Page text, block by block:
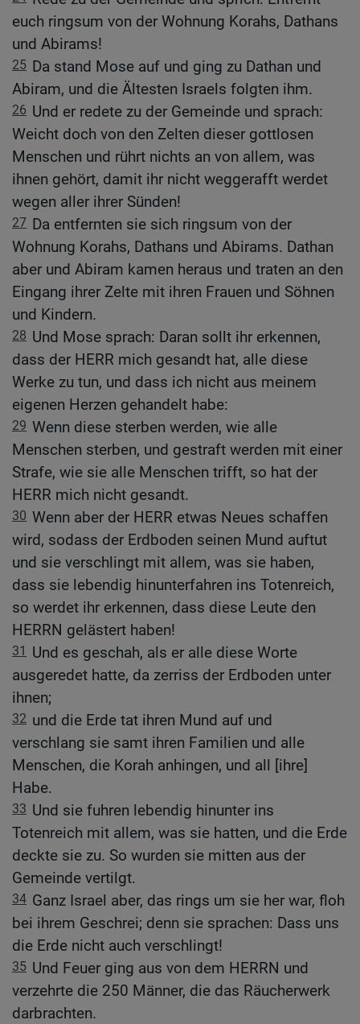
euch ringsum von der Wohnung Korahs, Dathans
und Abirams!
25 Da stand Mose auf und ging zu Dathan und
Abiram, und die Ältesten Israels folgten ihm.
26 Und er redete zu der Gemeinde und sprach:
Weicht doch von den Zelten dieser gottlosen
Menschen und rührt nichts an von allem, was
ihnen gehört, damit ihr nicht weggerafft werdet
wegen aller ihrer Sünden!
27 Da entfernten sie sich ringsum von der
Wohnung Korahs, Dathans und Abirams. Dathan
aber und Abiram kamen heraus und traten an den
Eingang ihrer Zelte mit ihren Frauen und Söhnen
und Kindern.
28 Und Mose sprach: Daran sollt ihr erkennen,
dass der HERR mich gesandt hat, alle diese
Werke zu tun, und dass ich nicht aus meinem
eigenen Herzen gehandelt habe:
29 Wenn diese sterben werden, wie alle
Menschen sterben, und gestraft werden mit einer
Strafe, wie sie alle Menschen trifft, so hat der
HERR mich nicht gesandt.
30 Wenn aber der HERR etwas Neues schaffen
wird, sodass der Erdboden seinen Mund auftut
und sie verschlingt mit allem, was sie haben,
dass sie lebendig hinunterfahren ins Totenreich,
so werdet ihr erkennen, dass diese Leute den
HERRN gelästert haben!
31
Und es geschah, als er alle diese Worte
ausgeredet hatte, da zerriss der Erdboden unter
ihnen;
32 und die Erde tat ihren Mund auf und
verschlang sie samt ihren Familien und alle
Menschen, die Korah anhingen, und all [ihre]
Habe.
33 Und sie fuhren lebendig hinunter ins
Totenreich mit allem, was sie hatten, und die Erde
deckte sie zu. So wurden sie mitten aus der
Gemeinde vertilgt.
34 Ganz Israel aber, das rings um sie her war, floh
bei ihrem Geschrei; denn sie sprachen: Dass uns
die Erde nicht auch verschlingt!
35 Und Feuer ging aus von dem HERRN und
verzehrte die 250 Männer, die das Räucherwerk
darbrachten.